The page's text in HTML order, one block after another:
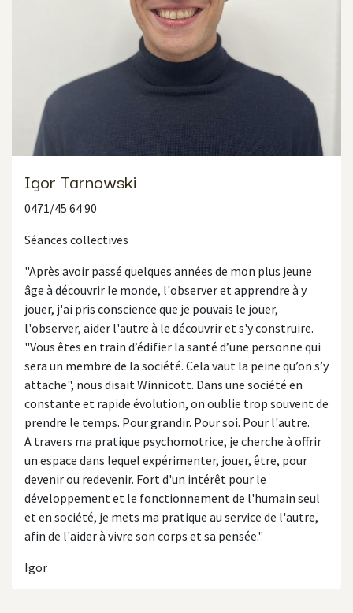
Igor Tarnowski
0471/45 64 90
Séances collectives
"Après avoir passé quelques années de mon plus jeune
âge à découvrir le monde, l'observer et apprendre à y
jouer, j'ai pris conscience que je pouvais le jouer,
l'observer, aider l'autre à le découvrir et s'y construire.
"Vous êtes en train d’édifier la santé d’une personne qui
sera un membre de la société. Cela vaut la peine qu’on s’y
attache", nous disait Winnicott. Dans une société en
constante et rapide évolution, on oublie trop souvent de
prendre le temps. Pour grandir. Pour soi. Pour l'autre.
A travers ma pratique psychomotrice, je cherche à offrir
un espace dans lequel expérimenter, jouer, être, pour
devenir ou redevenir. Fort d'un intérêt pour le
développement et le fonctionnement de l'humain seul
et en société, je mets ma pratique au service de l'autre,
afin de l'aider à vivre son corps et sa pensée."
Igor